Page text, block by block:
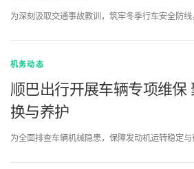
为深刻汲取交通事故教训，筑牢冬季行车安全防
机务动态
顺巴出行开展车辆专项维保
换与养护
为全面排查车辆机械隐患，保障发动机运转稳定